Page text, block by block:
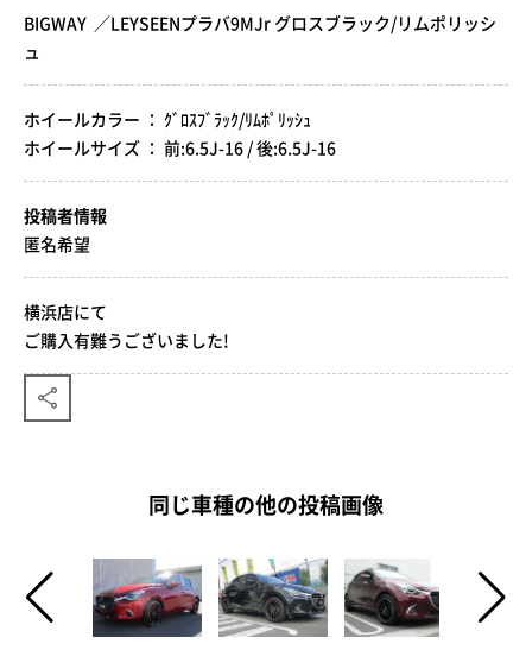
BIGWAY ／LEYSEENプラバ9MJr グロスブラック/リムポリッシ
ュ
ホイールカラー ： ｸﾞﾛｽﾌﾞﾗｯｸ/ﾘﾑﾎﾟﾘｯｼｭ
ホイールサイズ ： 前:6.5J-16 / 後:6.5J-16
投稿者情報
匿名希望
横浜店にて
ご購入有難うございました!
同じ車種の他の投稿画像